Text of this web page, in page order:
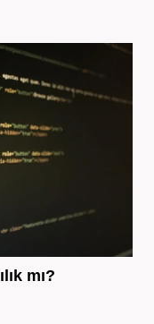
mı?